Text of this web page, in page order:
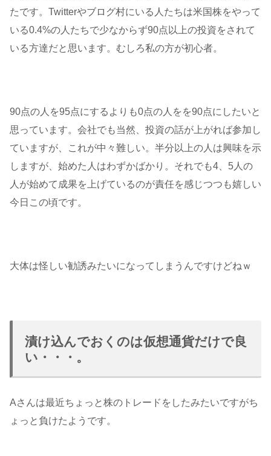
たです。Twitterやブログ村にいる人たちは米国株をやって
いる0.4%の人たちで少なからず90点以上の投資をされて
いる方達だと思います。むしろ私の方が初心者。
90点の人を95点にするよりも0点の人をを90点にしたいと
思っています。会社でも当然、投資の話が上がれば参加し
ていますが、これが中々難しい。半分以上の人は興味を示
しますが、始めた人はわずかばかり。それでも4、5人の
人が始めて成果を上げているのが責任を感じつつも嬉しい
今日この頃です。
大体は怪しい勧誘みたいになってしまうんですけどねｗ
漬け込んでおくのは仮想通貨だけで良
い・・・。
Aさんは最近ちょっと株のトレードをしたみたいですがち
ょっと負けたようです。